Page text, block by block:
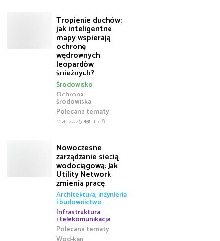
Tropienie duchów:
jak inteligentne
mapy wspierają
ochronę
wędrownych
leopardów
śnieżnych?
Ochrona
środowiska
Polecane tematy
Środowisko
maj 2025 1 718
Nowoczesne
zarządzanie siecią
wodociągową: Jak
Utility Network
zmienia pracę
Architektura, inżynieria
i budownictwo
Infrastruktura
i telekomunikacja
Polecane tematy